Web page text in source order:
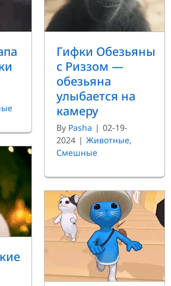
Гифки Обезьяны
с Риззом —
обезьяна
улыбается на
камеру
By Pasha | 02-19-
2024 | Животные,
Смешные